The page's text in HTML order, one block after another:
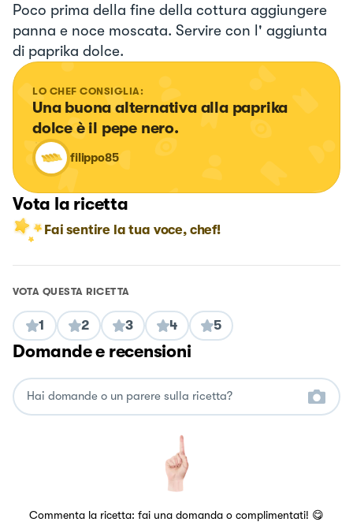
Poco prima della fine della cottura aggiungere
panna e noce moscata. Servire con l' aggiunta
di paprika dolce.
LO CHEF CONSIGLIA:
Una buona alternativa alla paprika
dolce è il pepe nero.
filippo85
Vota la ricetta
Fai sentire la tua voce, chef!
VOTA QUESTA RICETTA
1 2 3 4 5
Domande e recensioni
Commenta la ricetta: fai una domanda o complimentati! 😋